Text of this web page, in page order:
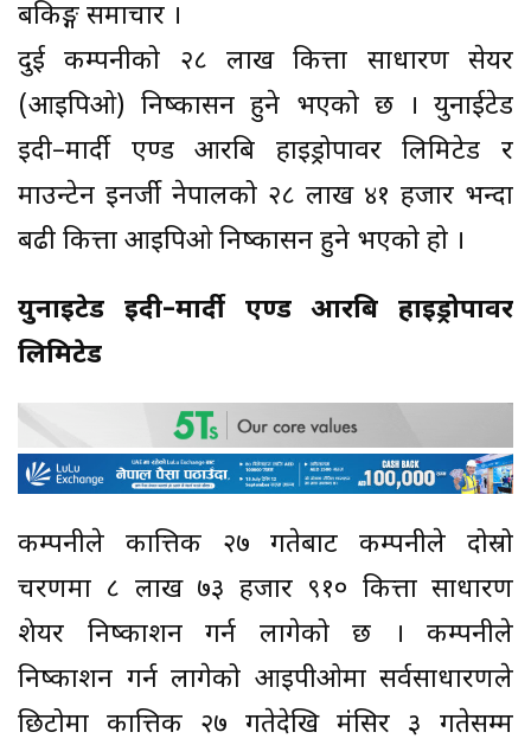
बैंकिङ्ग समाचार ।
दुई कम्पनीको २८ लाख कित्ता साधारण सेयर
(आइपिओ) निष्कासन हुने भएको छ । युनाईटेड
इदी–मार्दी एण्ड आरबि हाइड्रोपावर लिमिटेड र
माउन्टेन इनर्जी नेपालको २८ लाख ४१ हजार भन्दा
बढी कित्ता आइपिओ निष्कासन हुने भएको हो ।
युनाईटेड इदी–मार्दी एण्ड आरबि हाइड्रोपावर
लिमिटेड
कम्पनीले कात्तिक २७ गतेबाट कम्पनीले दोस्रो
चरणमा ८ लाख ७३ हजार ९१० कित्ता साधारण
शेयर निष्काशन गर्न लागेको छ । कम्पनीले
निष्काशन गर्न लागेको आइपीओमा सर्वसाधारणले
छिटोमा कात्तिक २७ गतेदेखि मंसिर ३ गतेसम्म